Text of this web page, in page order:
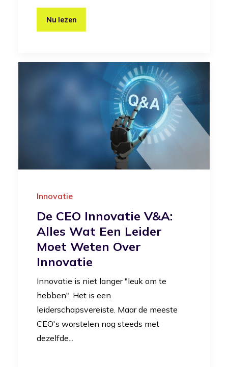
Nu lezen
Innovatie
De CEO Innovatie V&A:
Alles Wat Een Leider
Moet Weten Over
Innovatie
Innovatie is niet langer "leuk om te
hebben". Het is een
leiderschapsvereiste. Maar de meeste
CEO's worstelen nog steeds met
dezelfde...